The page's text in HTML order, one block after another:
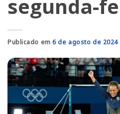
segunda-
Publicado em6 de agosto de 2024